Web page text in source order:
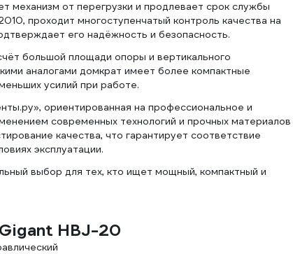
от перегрузки и продлевает срок службы
проходит многоступенчатый контроль качества на
его надёжность и безопасность.
большой площади опоры и вертикального
аналогами домкрат имеет более компактные
усилий при работе.
ориентированная на профессиональное и
современных технологий и прочных материалов
качества, что гарантирует соответствие
эксплуатации.
выбор для тех, кто ищет мощный, компактный и
HBJ-20